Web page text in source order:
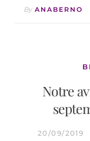
By ANABERNO
Notre
20/09/2019